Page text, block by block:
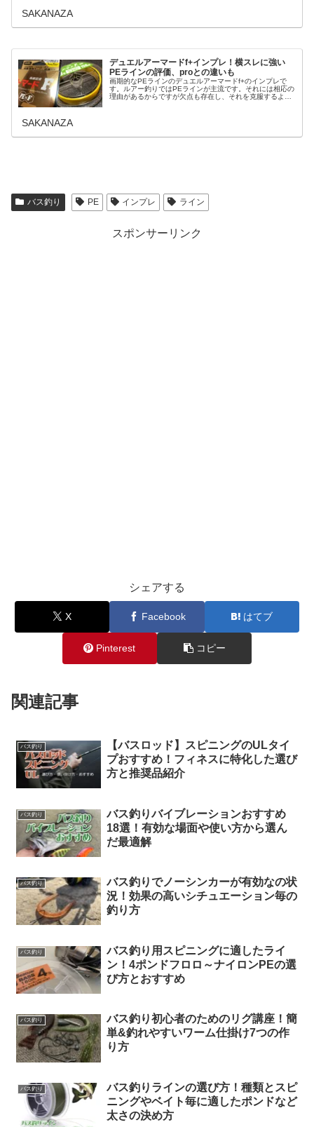
SAKANAZA
デュエルアーマードf+インプレ！横スレに強い
PEラインの評価、proとの違いも
画期的なPEラインのデュエルアーマードf+のインプレで
す。ルアー釣りではPEラインが主流です。それには相応の
理由があるからですが欠点も存在し、それを克服するよう
SAKANAZA
バス釣り PE インプレ ライン
スポンサーリンク
シェアする
X Facebook はてブ
Pinterest コピー
関連記事
バス釣り
【バスロッド】スピニングのULタイ
プおすすめ！フィネスに特化した選び
方と推奨品紹介
バス釣り
バス釣りバイブレーションおすすめ
18選！有効な場面や使い方から選ん
だ最適解
バス釣り
バス釣りでノーシンカーが有効なの状
況！効果の高いシチュエーション毎の
釣り方
バス釣り
バス釣り用スピニングに適したライ
ン！4ポンドフロロ～ナイロンPEの選
び方とおすすめ
バス釣り
バス釣り初心者のためのリグ講座！簡
単&釣れやすいワーム仕掛け7つの作
り方
バス釣り
バス釣りラインの選び方！種類とスピ
ニングやベイト毎に適したポンドなど
太さの決め方